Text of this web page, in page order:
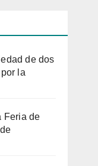
de dos
la
Feria de